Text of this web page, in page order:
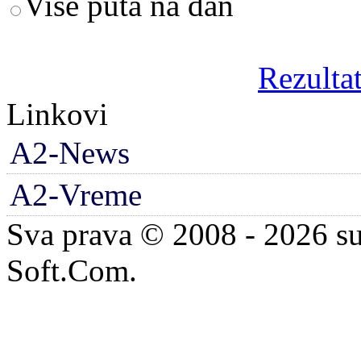
Linkovi
A2-News
A2-Vreme
Sva prava © 2008 - 2026
Soft.Com.